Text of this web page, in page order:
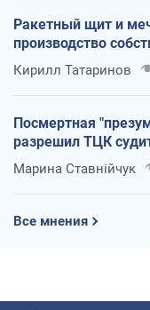
Ракетный щит и
производство
Кирилл Татаринов
Посмертная
разрешил ТЦК
Марина Ставнійчук
Все мнения